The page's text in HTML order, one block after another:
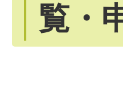
覧・